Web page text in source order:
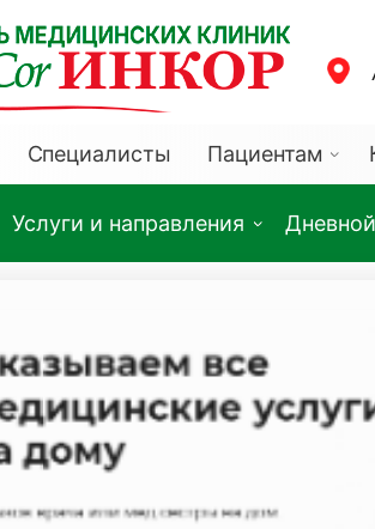
Специалисты Пациентам
Услуги и направления